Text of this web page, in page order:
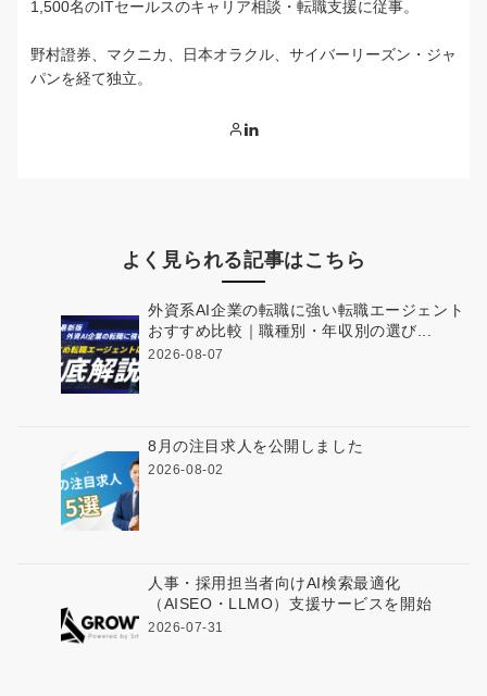
1,500名のITセールスのキャリア相談・転職支援に従事。
野村證券、マクニカ、日本オラクル、サイバーリーズン・ジャ
パンを経て独立。
よく見られる記事はこちら
外資系AI企業の転職に強い転職エージェント
おすすめ比較｜職種別・年収別の選び...
2026-08-07
8月の注目求人を公開しました
2026-08-02
人事・採用担当者向けAI検索最適化
（AISEO・LLMO）支援サービスを開始
2026-07-31